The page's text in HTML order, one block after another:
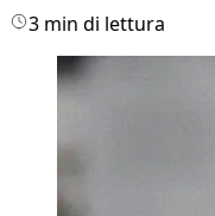
3 min di lettura